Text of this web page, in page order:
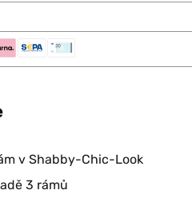
v Shabby-Chic-Look
3 rámů